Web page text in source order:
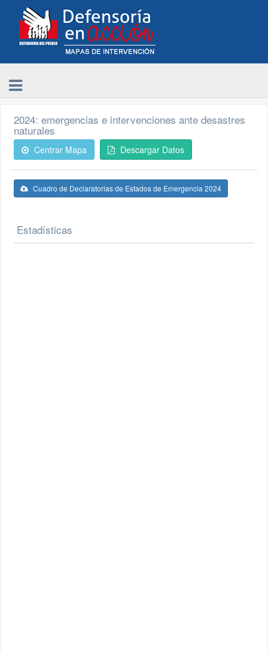
2024: emergencias e intervenciones ante desastres
naturales
Centrar Mapa Descargar Datos
Cuadro de Declaratorias de Estados de Emergencia 2024
Estadísticas